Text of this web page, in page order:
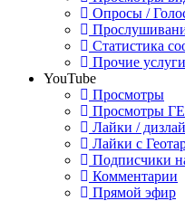
Опросы /
Статистика
Прочие услуги
YouTube
Просмотры
Просмотры
Лайки /
Лайки с
Подписчики
Комментарии
Прямой эфир